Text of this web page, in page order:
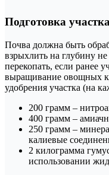
Подготовка участка
Почва должна быть
взрыхлить на глубину
перекопать, если ранее
выращивание овощных
удобрения участка (на
200 грамм –
400 грамм –
250 грамм –
калиевые
2 килограмма
использовании